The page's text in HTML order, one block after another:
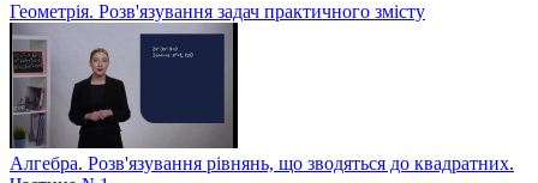
Геометрія. Розв'язування задач практичного змісту
Алгебра. Розв'язування рівнянь, що зводяться до квадратних.